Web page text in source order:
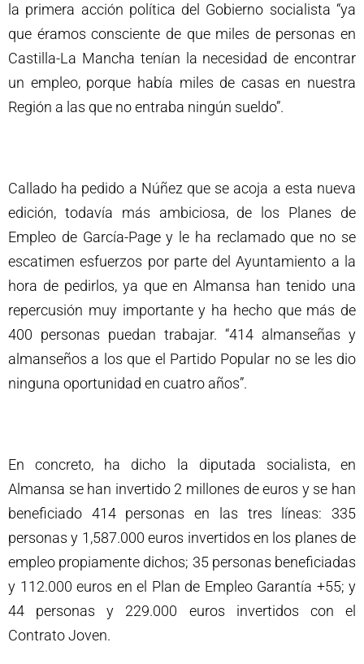
la primera acción política del Gobierno socialista “ya
que éramos consciente de que miles de personas en
Castilla-La Mancha tenían la necesidad de encontrar
un empleo, porque había miles de casas en nuestra
Región a las que no entraba ningún sueldo”.
Callado ha pedido a Núñez que se acoja a esta nueva
edición, todavía más ambiciosa, de los Planes de
Empleo de García-Page y le ha reclamado que no se
escatimen esfuerzos por parte del Ayuntamiento a la
hora de pedirlos, ya que en Almansa han tenido una
repercusión muy importante y ha hecho que más de
400 personas puedan trabajar. “414 almanseñas y
almanseños a los que el Partido Popular no se les dio
ninguna oportunidad en cuatro años”.
En concreto, ha dicho la diputada socialista, en
Almansa se han invertido 2 millones de euros y se han
beneficiado 414 personas en las tres líneas: 335
personas y 1,587.000 euros invertidos en los planes de
empleo propiamente dichos; 35 personas beneficiadas
y 112.000 euros en el Plan de Empleo Garantía +55; y
44 personas y 229.000 euros invertidos con el
Contrato Joven.